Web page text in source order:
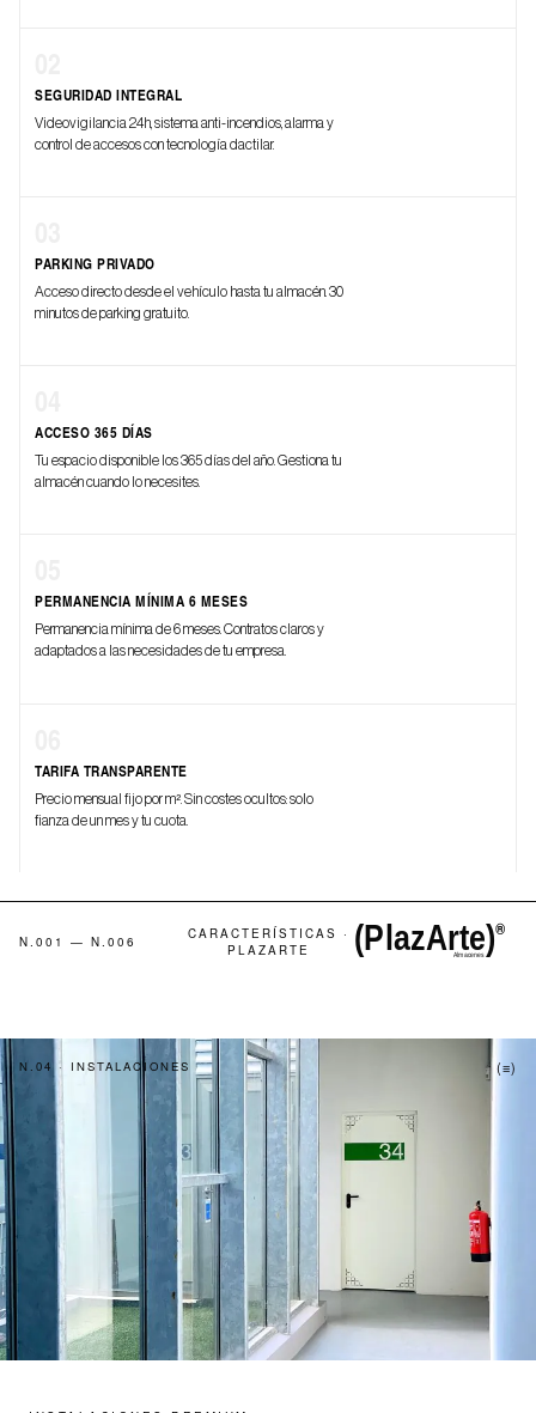
SEGURIDAD INTEGRAL
Videovigilancia 24h, sistema anti-incendios, alarma y
control de accesos con tecnología dactilar.
PARKING PRIVADO
Acceso directo desde el vehículo hasta tu almacén. 30
minutos de parking gratuito.
ACCESO 365 DÍAS
Tu espacio disponible los 365 días del año. Gestiona tu
almacén cuando lo necesites.
PERMANENCIA MÍNIMA 6 MESES
Permanencia mínima de 6 meses. Contratos claros y
adaptados a las necesidades de tu empresa.
TARIFA TRANSPARENTE
Precio mensual fijo por m². Sin costes ocultos: solo
fianza de un mes y tu cuota.
N.001 — N.006
CARACTERÍSTICAS ·
PLAZARTE
N.04 · INSTALACIONES (≡)